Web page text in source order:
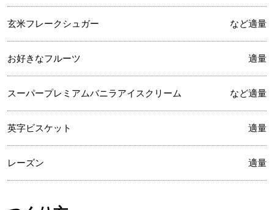
玄米フレークシュガー など適量
お好きなフルーツ 適量
スーパープレミアムバニラアイスクリーム など適量
英字ビスケット 適量
レーズン 適量